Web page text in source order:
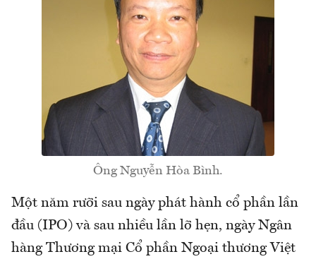
Ông Nguyễn Hòa Bình.
Một năm rưỡi sau ngày phát hành cổ phần lần
đầu (IPO) và sau nhiều lần lỡ hẹn, ngày Ngân
hàng Thương mại Cổ phần Ngoại thương Việt